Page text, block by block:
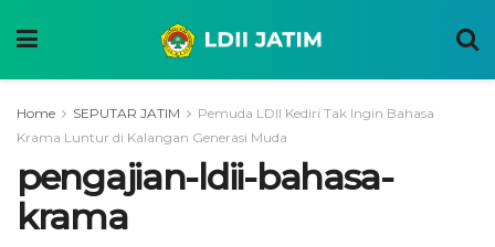
Home SEPUTAR JATIM
Pemuda LDII Kediri Tak Ingin Bahasa
Krama Luntur di Kalangan Generasi Muda
pengajian-ldii-bahasa-
krama